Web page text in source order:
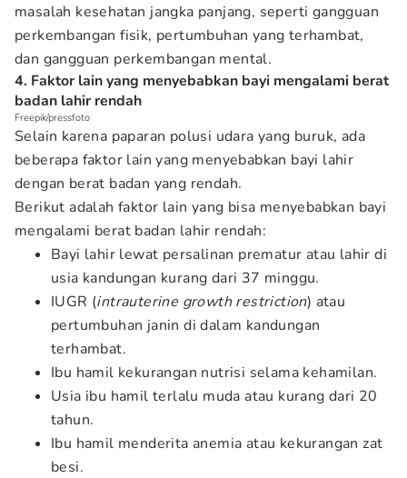
masalah kesehatan jangka panjang, seperti gangguan
perkembangan fisik, pertumbuhan yang terhambat,
dan gangguan perkembangan mental.
4. Faktor lain yang menyebabkan bayi mengalami berat
badan lahir rendah
Freepik/pressfoto
Selain karena paparan polusi udara yang buruk, ada
beberapa faktor lain yang menyebabkan bayi lahir
dengan berat badan yang rendah.
Berikut adalah faktor lain yang bisa menyebabkan bayi
mengalami berat badan lahir rendah:
Bayi lahir lewat persalinan prematur atau lahir di
usia kandungan kurang dari 37 minggu.
IUGR (intrauterine growth restriction) atau
pertumbuhan janin di dalam kandungan
terhambat.
Ibu hamil kekurangan nutrisi selama kehamilan.
Usia ibu hamil terlalu muda atau kurang dari 20
tahun.
Ibu hamil menderita anemia atau kekurangan zat
besi.